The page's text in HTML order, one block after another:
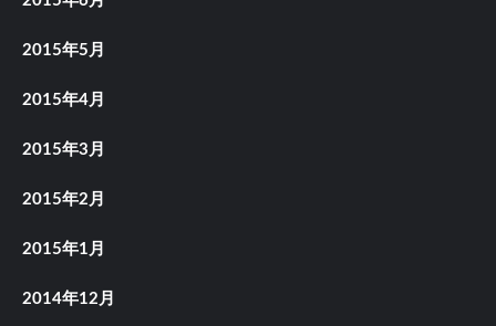
2015年5月
2015年4月
2015年3月
2015年2月
2015年1月
2014年12月